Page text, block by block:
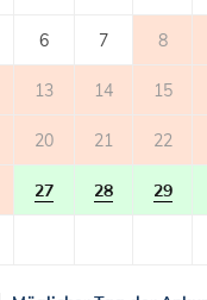
6 7 8
13 14 15
20 21 22
27 28 29